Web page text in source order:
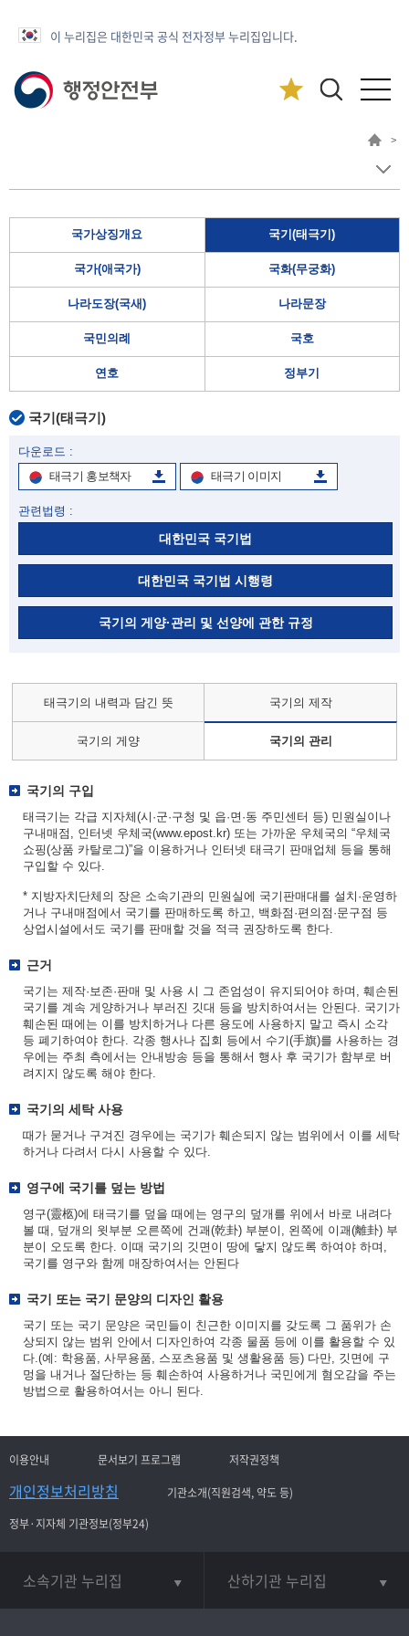
이 누리집은 대한민국 공식 전자정부 누리집입니다.
>
국가상징개요 국기(태극기)
국가(애국가) 국화(무궁화)
나라도장(국새) 나라문장
국민의례 국호
연호 정부기
국기(태극기)
다운로드 :
태극기 홍보책자
태극기 이미지
관련법령 :
대한민국 국기법
대한민국 국기법 시행령
국기의 게양·관리 및 선양에 관한 규정
태극기의 내력과 담긴 뜻 국기의 제작
국기의 게양 국기의 관리
국기의 구입
태극기는 각급 지자체(시·군·구청 및 읍·면·동 주민센터 등) 민원실이나
구내매점, 인터넷 우체국(www.epost.kr) 또는 가까운 우체국의 “우체국
쇼핑(상품 카탈로그)”을 이용하거나 인터넷 태극기 판매업체 등을 통해
구입할 수 있다.
* 지방자치단체의 장은 소속기관의 민원실에 국기판매대를 설치·운영하
거나 구내매점에서 국기를 판매하도록 하고, 백화점·편의점·문구점 등
상업시설에서도 국기를 판매할 것을 적극 권장하도록 한다.
근거
국기는 제작·보존·판매 및 사용 시 그 존엄성이 유지되어야 하며, 훼손된
국기를 계속 게양하거나 부러진 깃대 등을 방치하여서는 안된다. 국기가
훼손된 때에는 이를 방치하거나 다른 용도에 사용하지 말고 즉시 소각
등 폐기하여야 한다. 각종 행사나 집회 등에서 수기(手旗)를 사용하는 경
우에는 주최 측에서는 안내방송 등을 통해서 행사 후 국기가 함부로 버
려지지 않도록 해야 한다.
국기의 세탁 사용
때가 묻거나 구겨진 경우에는 국기가 훼손되지 않는 범위에서 이를 세탁
하거나 다려서 다시 사용할 수 있다.
영구에 국기를 덮는 방법
영구(靈柩)에 태극기를 덮을 때에는 영구의 덮개를 위에서 바로 내려다
볼 때, 덮개의 윗부분 오른쪽에 건괘(乾卦) 부분이, 왼쪽에 이괘(離卦) 부
분이 오도록 한다. 이때 국기의 깃면이 땅에 닿지 않도록 하여야 하며,
국기를 영구와 함께 매장하여서는 안된다
국기 또는 국기 문양의 디자인 활용
국기 또는 국기 문양은 국민들이 친근한 이미지를 갖도록 그 품위가 손
상되지 않는 범위 안에서 디자인하여 각종 물품 등에 이를 활용할 수 있
다.(예: 학용품, 사무용품, 스포츠용품 및 생활용품 등) 다만, 깃면에 구
멍을 내거나 절단하는 등 훼손하여 사용하거나 국민에게 혐오감을 주는
방법으로 활용하여서는 아니 된다.
이용안내 문서보기 프로그램 저작권정책
개인정보처리방침
기관소개(직원검색, 약도 등)
정부·지자체 기관정보(정부24)
소속기관 누리집 산하기관 누리집